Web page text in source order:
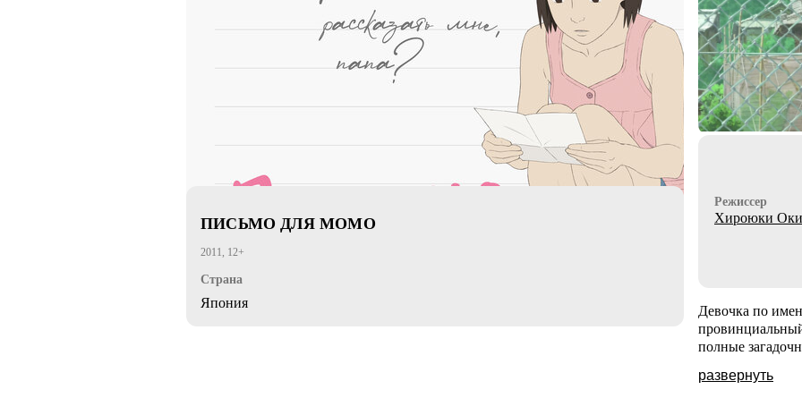
ПИСЬМО ДЛЯ МОМО
2011, 12+
Страна
Япония
Режиссер
Хироюки
Девочка по
полные
развернуть